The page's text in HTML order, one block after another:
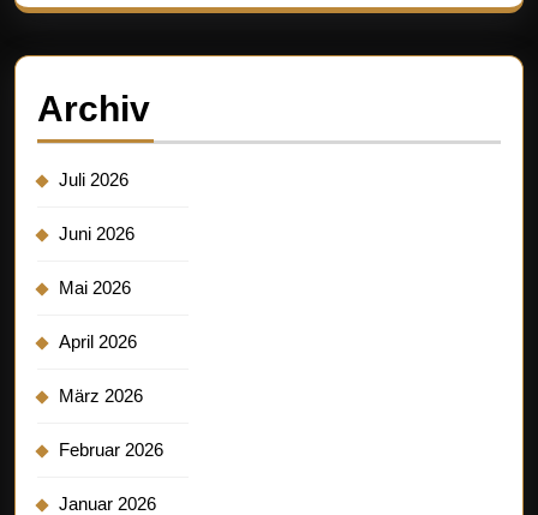
Archiv
Juli 2026
Juni 2026
Mai 2026
April 2026
März 2026
Februar 2026
Januar 2026